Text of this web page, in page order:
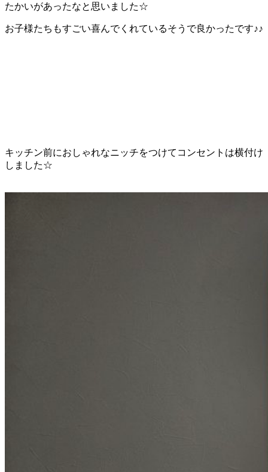
たかいがあったなと思いました☆
お子様たちもすごい喜んでくれているそうで良かったです♪♪
キッチン前におしゃれなニッチをつけてコンセントは横付け
しました☆